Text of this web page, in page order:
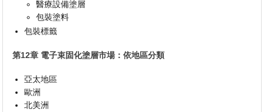
醫療設備塗層
包裝塗料
包裝標籤
第12章 電子束固化塗層市場：依地區分類
亞太地區
歐洲
北美洲